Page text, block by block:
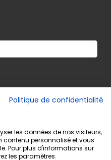
Politique de confidentialité
les données de nos visiteurs,
contenu personnalisé et vous
Pour plus d'informations sur
les paramètres.